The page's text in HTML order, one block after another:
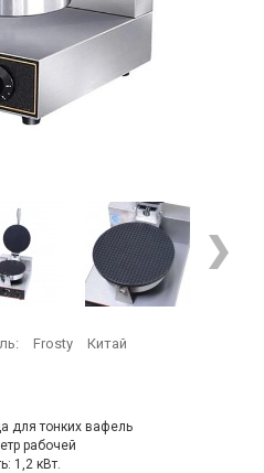
Frosty Китай
для тонких вафель
рабочей
1,2 кВт.